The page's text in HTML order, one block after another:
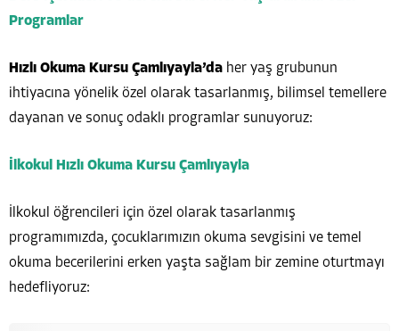
Programlar
Hızlı Okuma Kursu Çamlıyayla’da her yaş grubunun
ihtiyacına yönelik özel olarak tasarlanmış, bilimsel temellere
dayanan ve sonuç odaklı programlar sunuyoruz:
İlkokul Hızlı Okuma Kursu Çamlıyayla
İlkokul öğrencileri için özel olarak tasarlanmış
programımızda, çocuklarımızın okuma sevgisini ve temel
okuma becerilerini erken yaşta sağlam bir zemine oturtmayı
hedefliyoruz: